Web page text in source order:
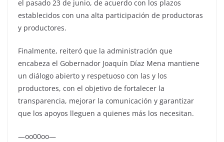
el pasado 23 de junio, de acuerdo con los plazos
establecidos con una alta participación de productoras
y productores.
Finalmente, reiteró que la administración que
encabeza el Gobernador Joaquín Díaz Mena mantiene
un diálogo abierto y respetuoso con las y los
productores, con el objetivo de fortalecer la
transparencia, mejorar la comunicación y garantizar
que los apoyos lleguen a quienes más los necesitan.
—oo00oo—